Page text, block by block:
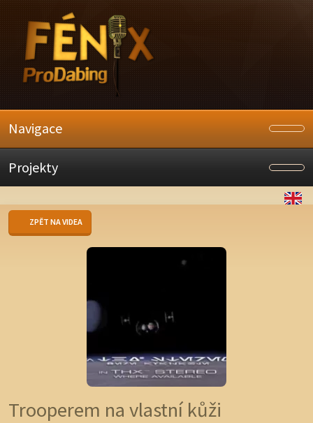
Navigace
Projekty
ZPĚT NA VIDEA
Trooperem na vlastní kůži